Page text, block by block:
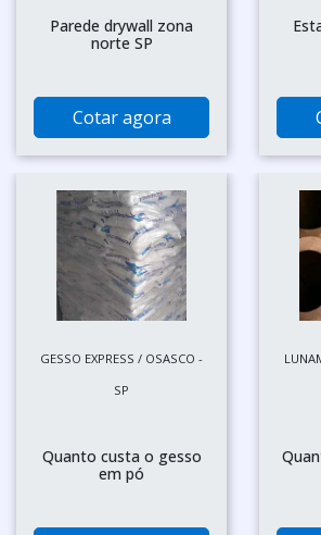
Parede drywall zona
norte SP
Cotar agora
GESSO EXPRESS / OSASCO -
SP
Quanto custa o gesso
em pó